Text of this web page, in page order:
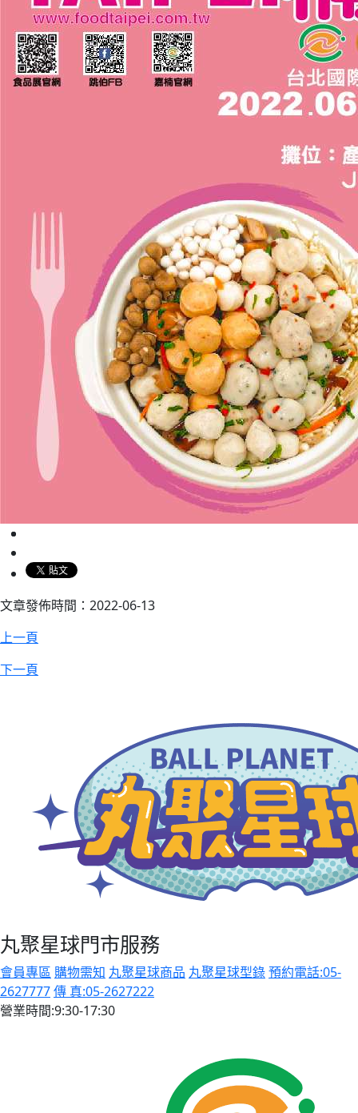
文章發佈時間：2022-06-13
上一頁
下一頁
丸聚星球門市服務
會員專區 購物需知 丸聚星球商品 丸聚星球型錄預約電話:05-
2627777傳 真:05-2627222
營業時間:9:30-17:30